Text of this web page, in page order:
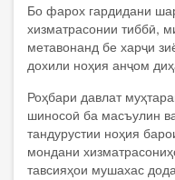
Бо фарох гардидани
хизматрасонии тиббӣ,
метавонанд бе харҷи
дохили ноҳия анҷом
Роҳбари давлат
шиносоӣ ба масъулин
тандурустии ноҳия
мондани
тавсияҳои мушахас